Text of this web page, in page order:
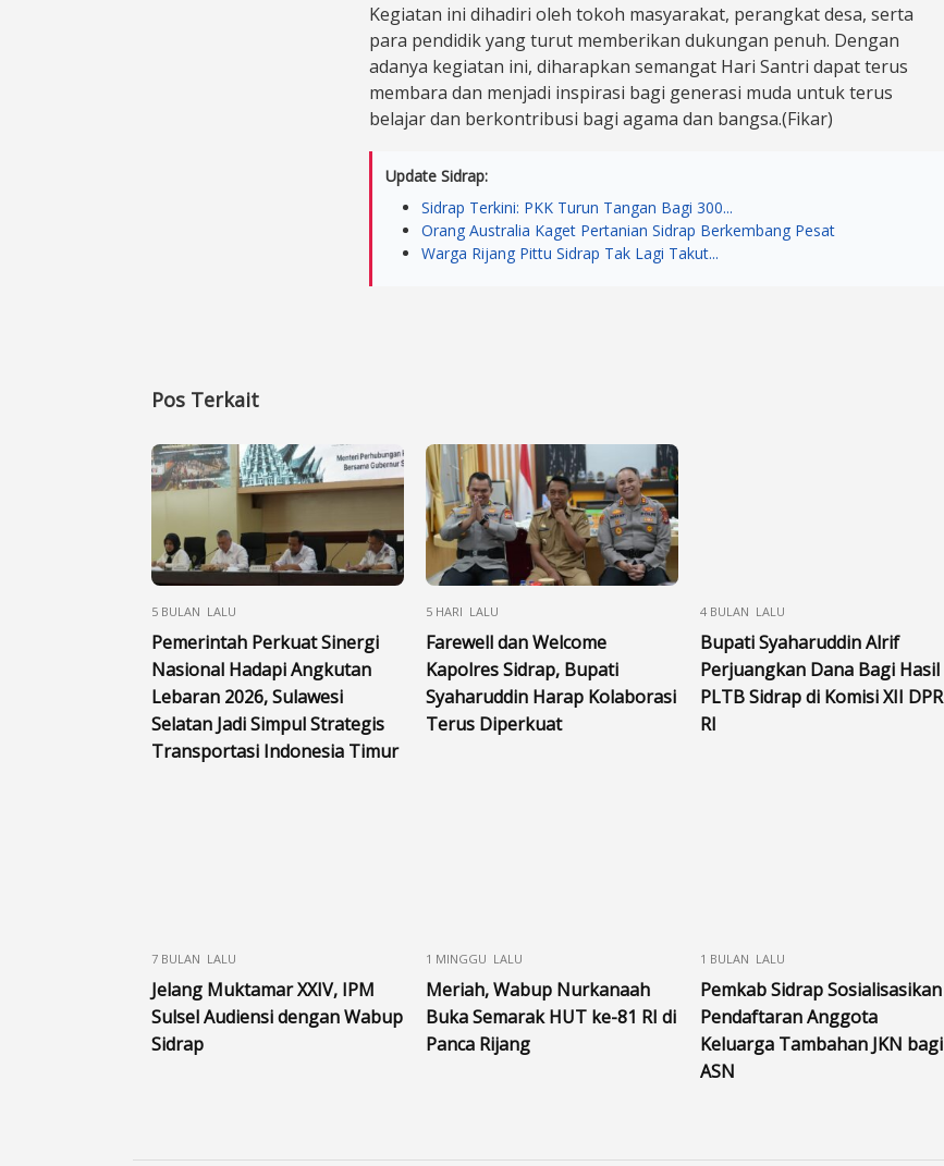
Kegiatan ini dihadiri oleh tokoh masyarakat, perangkat desa, serta
para pendidik yang turut memberikan dukungan penuh. Dengan
adanya kegiatan ini, diharapkan semangat Hari Santri dapat terus
membara dan menjadi inspirasi bagi generasi muda untuk terus
belajar dan berkontribusi bagi agama dan bangsa.(Fikar)
Update Sidrap:
Sidrap Terkini: PKK Turun Tangan Bagi 300...
Orang Australia Kaget Pertanian Sidrap Berkembang Pesat
Warga Rijang Pittu Sidrap Tak Lagi Takut...
Pos Terkait
5 BULAN LALU
Pemerintah Perkuat Sinergi
Nasional Hadapi Angkutan
Lebaran 2026, Sulawesi
Selatan Jadi Simpul Strategis
Transportasi Indonesia Timur
5 HARI LALU
Farewell dan Welcome
Kapolres Sidrap, Bupati
Syaharuddin Harap Kolaborasi
Terus Diperkuat
4 BULAN LALU
Bupati Syaharuddin Alrif
Perjuangkan Dana Bagi Hasil
PLTB Sidrap di Komisi XII DPR
RI
7 BULAN LALU
Jelang Muktamar XXIV, IPM
Sulsel Audiensi dengan Wabup
Sidrap
1 MINGGU LALU
Meriah, Wabup Nurkanaah
Buka Semarak HUT ke-81 RI di
Panca Rijang
1 BULAN LALU
Pemkab Sidrap Sosialisasikan
Pendaftaran Anggota
Keluarga Tambahan JKN bagi
ASN